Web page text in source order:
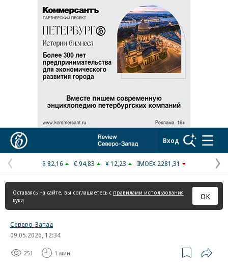
Реклама в «Ъ» www.kommersant.ru/ad
Вход
Предыдущая
страница
$ 82,16 € 94,83 ¥ 12,23 IMOEX 2281,31
Оставаясь на сайте, вы соглашаетесь с правилами использования
куки
ОК
Северо-Запад
09.05.2026, 12:34
251 1 мин.